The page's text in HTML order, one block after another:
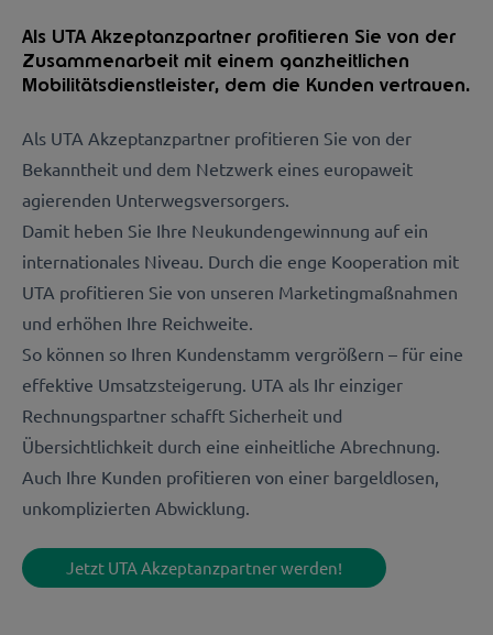
Als UTA Akzeptanzpartner profitieren Sie von der
Zusammenarbeit mit einem ganzheitlichen
Mobilitätsdienstleister, dem die Kunden vertrauen.
Als UTA Akzeptanzpartner profitieren Sie von der
Bekanntheit und dem Netzwerk eines europaweit
agierenden Unterwegsversorgers.
Damit heben Sie Ihre Neukundengewinnung auf ein
internationales Niveau. Durch die enge Kooperation mit
UTA profitieren Sie von unseren Marketingmaßnahmen
und erhöhen Ihre Reichweite.
So können so Ihren Kundenstamm vergrößern – für eine
effektive Umsatzsteigerung. UTA als Ihr einziger
Rechnungspartner schafft Sicherheit und
Übersichtlichkeit durch eine einheitliche Abrechnung.
Auch Ihre Kunden profitieren von einer bargeldlosen,
unkomplizierten Abwicklung.
Jetzt UTA Akzeptanzpartner werden!